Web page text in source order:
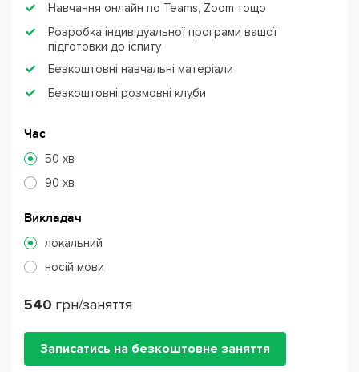
Навчання онлайн по Teams, Zoom тощо
Розробка індивідуальної програми вашої
підготовки до іспиту
Безкоштовні навчальні матеріали
Безкоштовні розмовні клуби
Час
50 хв
90 хв
Викладач
локальний
носій мови
540 грн/заняття
Записатись на безкоштовне заняття